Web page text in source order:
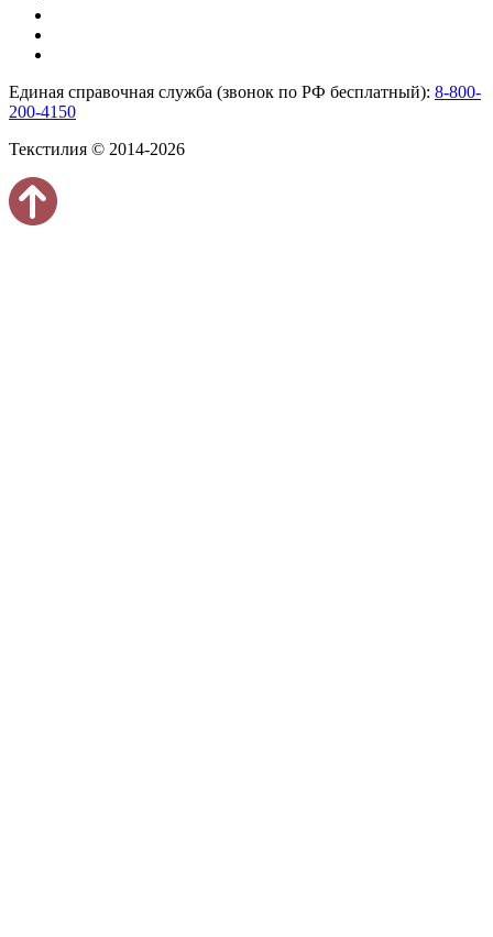
Единая справочная служба (звонок по РФ бесплатный): 8-800-
200-4150
Текстилия © 2014-2026